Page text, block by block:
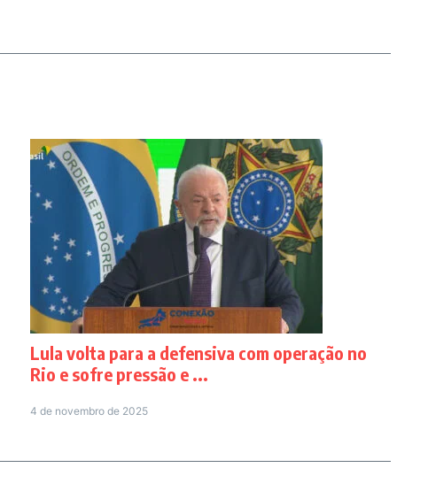
Lula volta para a defensiva com operação no
Rio e sofre pressão e ...
4 de novembro de 2025